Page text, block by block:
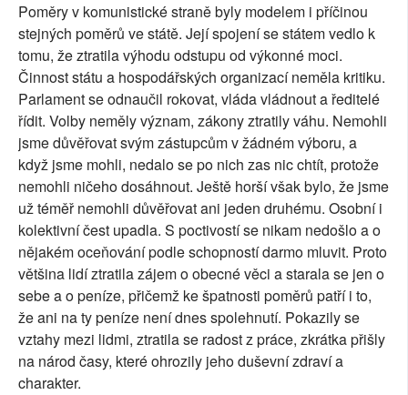
Poměry v komunistické straně byly modelem i příčinou
stejných poměrů ve státě. Její spojení se státem vedlo k
tomu, že ztratila výhodu odstupu od výkonné moci.
Činnost státu a hospodářských organizací neměla kritiku.
Parlament se odnaučil rokovat, vláda vládnout a ředitelé
řídit. Volby neměly význam, zákony ztratily váhu. Nemohli
jsme důvěřovat svým zástupcům v žádném výboru, a
když jsme mohli, nedalo se po nich zas nic chtít, protože
nemohli ničeho dosáhnout. Ještě horší však bylo, že jsme
už téměř nemohli důvěřovat ani jeden druhému. Osobní i
kolektivní čest upadla. S poctivostí se nikam nedošlo a o
nějakém oceňování podle schopností darmo mluvit. Proto
většina lidí ztratila zájem o obecné věci a starala se jen o
sebe a o peníze, přičemž ke špatnosti poměrů patří i to,
že ani na ty peníze není dnes spolehnutí. Pokazily se
vztahy mezi lidmi, ztratila se radost z práce, zkrátka přišly
na národ časy, které ohrozily jeho duševní zdraví a
charakter.